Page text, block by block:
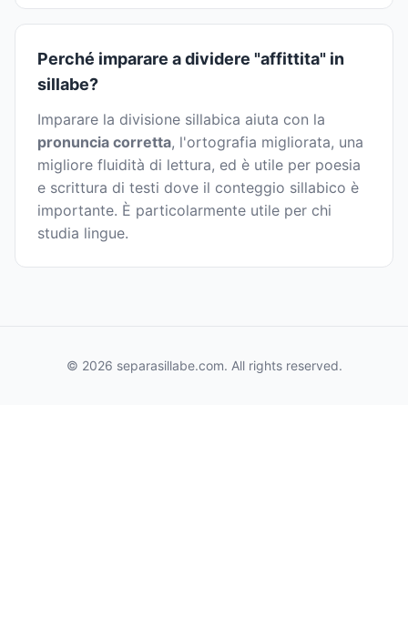
Perché imparare a dividere "affittita" in
sillabe?
Imparare la divisione sillabica aiuta con la
pronuncia corretta, l'ortografia migliorata, una
migliore fluidità di lettura, ed è utile per poesia
e scrittura di testi dove il conteggio sillabico è
importante. È particolarmente utile per chi
studia lingue.
© 2026 separasillabe.com. All rights reserved.